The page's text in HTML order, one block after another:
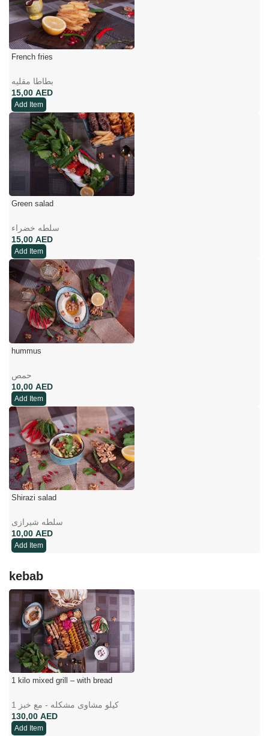
French fries
بطاطا مقلیه
AED
Add Item
Green salad
سلطه خضراء
AED
Add Item
hummus
حمص
AED
Add Item
Shirazi salad
سلطه شیرازی
AED
Add Item
kebab
1 kilo mixed grill – with bread
1 کیلو مشاوی مشکله - مع خبز
AED
Add Item